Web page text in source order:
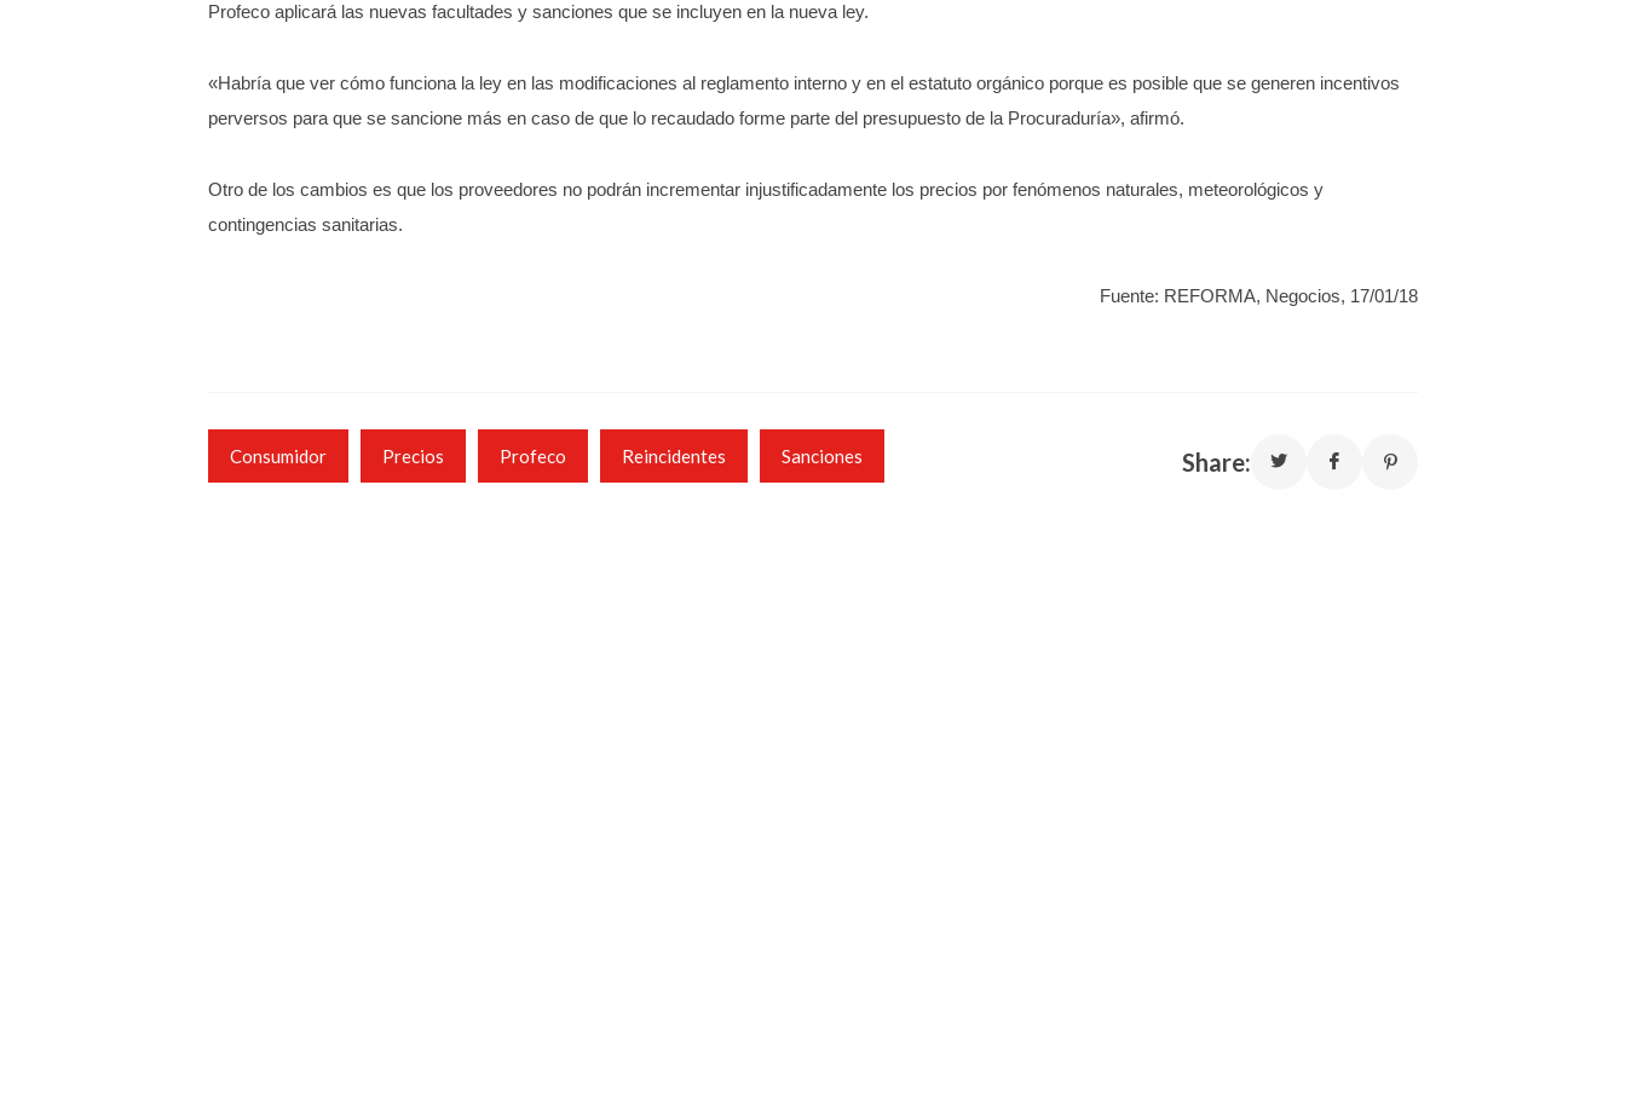
Profeco aplicará las nuevas facultades y sanciones que se incluyen en la nueva ley.
«Habría que ver cómo funciona la ley en las modificaciones al reglamento interno y en el estatuto orgánico porque es posible que se generen incentivos
perversos para que se sancione más en caso de que lo recaudado forme parte del presupuesto de la Procuraduría», afirmó.
Otro de los cambios es que los proveedores no podrán incrementar injustificadamente los precios por fenómenos naturales, meteorológicos y
contingencias sanitarias.
Fuente: REFORMA, Negocios, 17/01/18
Consumidor Precios Profeco Reincidentes Sanciones Share: